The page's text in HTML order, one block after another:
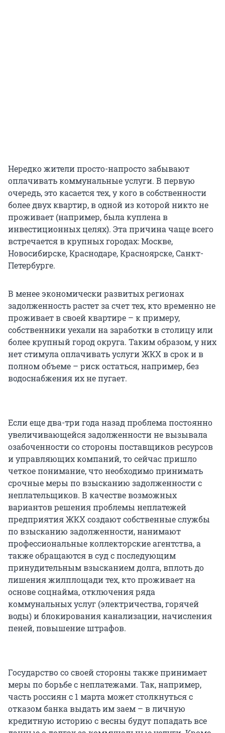
Нередко жители просто-напросто забывают
оплачивать коммунальные услуги. В первую
очередь, это касается тех, у кого в собственности
более двух квартир, в одной из которой никто не
проживает (например, была куплена в
инвестиционных целях). Эта причина чаще всего
встречается в крупных городах: Москве,
Новосибирске, Краснодаре, Красноярске, Санкт-
Петербурге.
В менее экономически развитых регионах
задолженность растет за счет тех, кто временно не
проживает в своей квартире – к примеру,
собственники уехали на заработки в столицу или
более крупный город округа. Таким образом, у них
нет стимула оплачивать услуги ЖКХ в срок и в
полном объеме – риск остаться, например, без
водоснабжения их не пугает.
Если еще два-три года назад проблема постоянно
увеличивающейся задолженности не вызывала
озабоченности со стороны поставщиков ресурсов
и управляющих компаний, то сейчас пришло
четкое понимание, что необходимо принимать
срочные меры по взысканию задолженности с
неплательщиков. В качестве возможных
вариантов решения проблемы неплатежей
предприятия ЖКХ создают собственные службы
по взысканию задолженности, нанимают
профессиональные коллекторские агентства, а
также обращаются в суд с последующим
принудительным взысканием долга, вплоть до
лишения жилплощади тех, кто проживает на
основе соцнайма, отключения ряда
коммунальных услуг (электричества, горячей
воды) и блокирования канализации, начисления
пеней, повышение штрафов.
Государство со своей стороны также принимает
меры по борьбе с неплатежами. Так, например,
часть россиян с 1 марта может столкнуться с
отказом банка выдать им заем – в личную
кредитную историю с весны будут попадать все